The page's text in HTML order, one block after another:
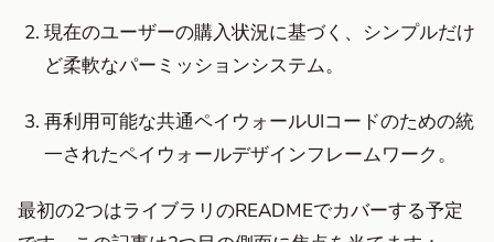
現在のユーザーの購入状況に基づく、シンプルだけ
ど柔軟なパーミッションシステム。
再利用可能な共通ペイウォールUIコードのための統
一されたペイウォールデザインフレームワーク。
最初の2つはライブラリのREADMEでカバーする予定